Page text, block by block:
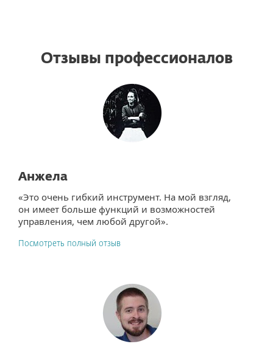
Отзывы профессионалов
Анжела
«Это очень гибкий инструмент. На мой взгляд,
он имеет больше функций и возможностей
управления, чем любой другой».
Посмотреть полный отзыв